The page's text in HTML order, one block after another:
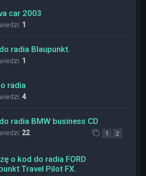
car 2003
1
radia Blaupunkt.
1
radia
4
radia BMW business CD
22 1 2
o kod do radia FORD
Travel Pilot FX.